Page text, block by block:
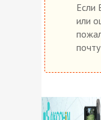
Если
или
почту